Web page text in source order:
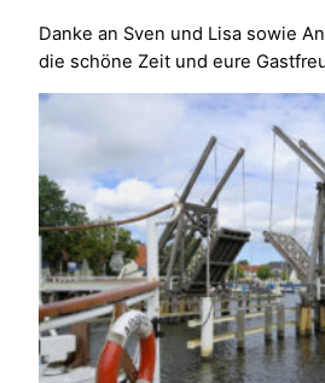
Danke an Sven und Lisa sowie
die schöne Zeit und eure